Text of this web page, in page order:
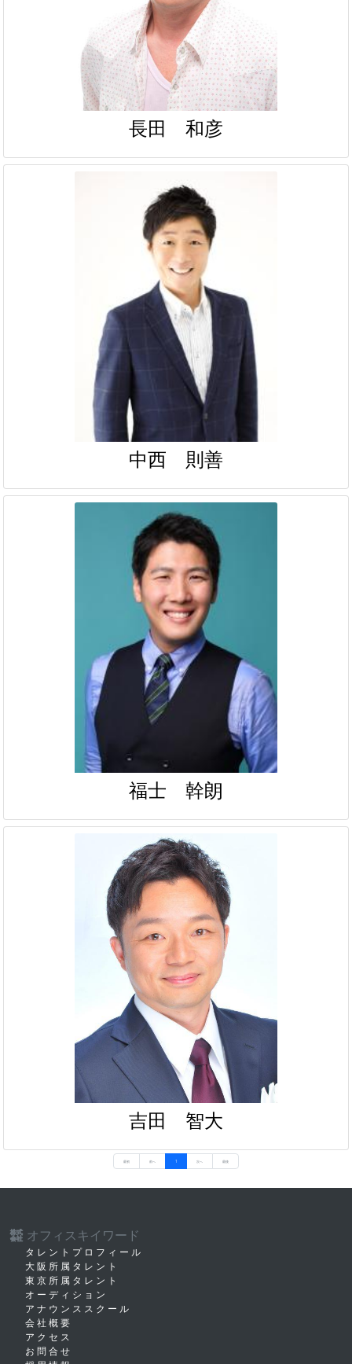
長田 和彦
中西 則善
福士 幹朗
吉田 智大
最初 前へ 1 次へ 最後
株式
会社 オフィスキイワード
タレントプロフィール
大阪所属タレント
東京所属タレント
オーディション
アナウンススクール
会社概要
アクセス
お問合せ